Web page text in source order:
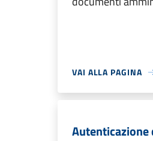
VAI ALLA PAGINA
Autenticazione